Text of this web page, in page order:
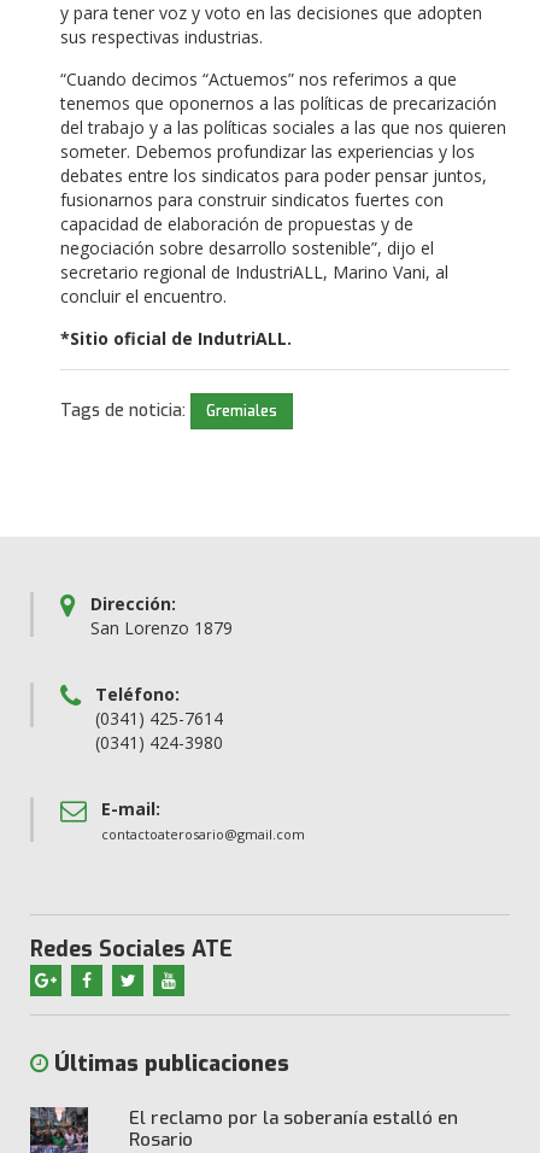
y para tener voz y voto en las decisiones que adopten
sus respectivas industrias.
“Cuando decimos “Actuemos” nos referimos a que
tenemos que oponernos a las políticas de precarización
del trabajo y a las políticas sociales a las que nos quieren
someter. Debemos profundizar las experiencias y los
debates entre los sindicatos para poder pensar juntos,
fusionarnos para construir sindicatos fuertes con
capacidad de elaboración de propuestas y de
negociación sobre desarrollo sostenible”, dijo el
secretario regional de IndustriALL, Marino Vani, al
concluir el encuentro.
*Sitio oficial de IndutriALL.
Tags de noticia: Gremiales
Dirección:
San Lorenzo 1879
Teléfono:
(0341) 425-7614
(0341) 424-3980
E-mail:
contactoaterosario@gmail.com
Redes Sociales ATE
Últimas publicaciones
El reclamo por la soberanía estalló en
Rosario